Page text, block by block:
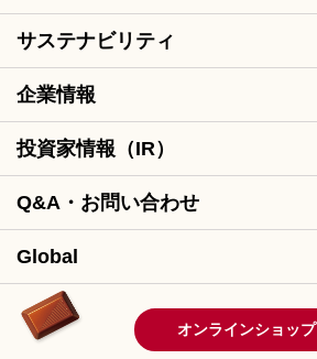
サステナビリティ
企業情報
投資家情報（IR）
Q&A・お問い合わせ
Global
オンラインショップ